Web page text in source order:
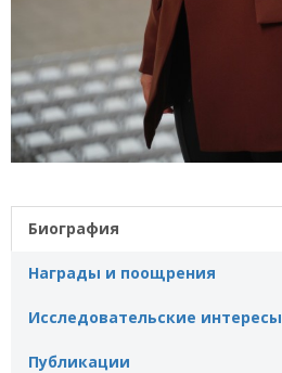
Биография
Награды и поощрения
Исследовательские интересы
Публикации